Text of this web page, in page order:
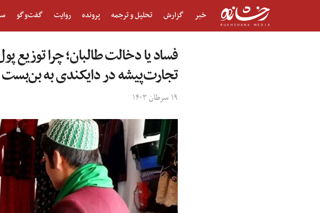
خبر گزارش تحلیل و ترجمه پرونده روایت گفت‌و‎گو
فساد یا دخالت طالبان؛ چرا توزیع
تجارت‌پیشه در دایکندی به
۱۹ سرطان ۱۴۰۳